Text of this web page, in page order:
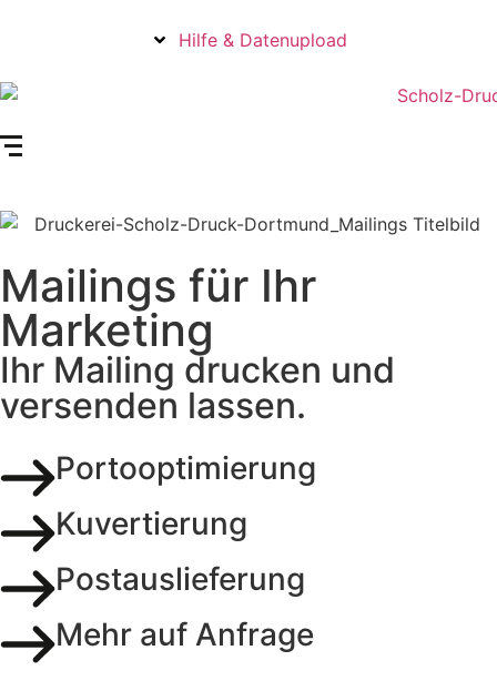
Hilfe & Datenupload
Mailings für Ihr
Marketing
Ihr Mailing drucken und
versenden lassen.
Portooptimierung
Kuvertierung
Postauslieferung
Mehr auf Anfrage